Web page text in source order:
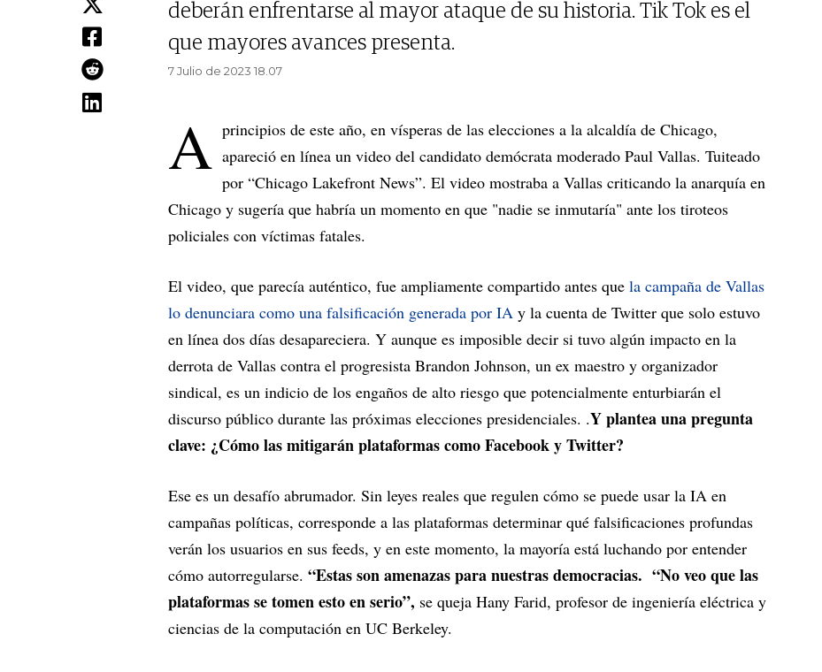
deberán enfrentarse al mayor ataque de su historia. Tik Tok es el
que mayores avances presenta.
7 Julio de 2023 18.07
A principios de este año, en vísperas de las elecciones a la alcaldía de Chicago,
apareció en línea un video del candidato demócrata moderado Paul Vallas. Tuiteado
por “Chicago Lakefront News”. El video mostraba a Vallas criticando la anarquía en
Chicago y sugería que habría un momento en que "nadie se inmutaría" ante los tiroteos
policiales con víctimas fatales.
El video, que parecía auténtico, fue ampliamente compartido antes que la campaña de Vallas
lo denunciara como una falsificación generada por IA y la cuenta de Twitter que solo estuvo
en línea dos días desapareciera. Y aunque es imposible decir si tuvo algún impacto en la
derrota de Vallas contra el progresista Brandon Johnson, un ex maestro y organizador
sindical, es un indicio de los engaños de alto riesgo que potencialmente enturbiarán el
discurso público durante las próximas elecciones presidenciales. .Y plantea una pregunta
clave: ¿Cómo las mitigarán plataformas como Facebook y Twitter?
Ese es un desafío abrumador. Sin leyes reales que regulen cómo se puede usar la IA en
campañas políticas, corresponde a las plataformas determinar qué falsificaciones profundas
verán los usuarios en sus feeds, y en este momento, la mayoría está luchando por entender
cómo autorregularse. “Estas son amenazas para nuestras democracias. “No veo que las
plataformas se tomen esto en serio”, se queja Hany Farid, profesor de ingeniería eléctrica y
ciencias de la computación en UC Berkeley.